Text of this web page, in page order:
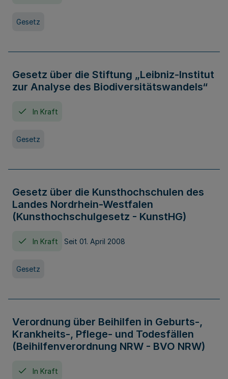
Gesetz
Gesetz über die Stiftung „Leibniz-Institut
zur Analyse des Biodiversitätswandels“
In Kraft
Gesetz
Gesetz über die Kunsthochschulen des
Landes Nordrhein-Westfalen
(Kunsthochschulgesetz - KunstHG)
In Kraft Seit 01. April 2008
Gesetz
Verordnung über Beihilfen in Geburts-,
Krankheits-, Pflege- und Todesfällen
(Beihilfenverordnung NRW - BVO NRW)
In Kraft